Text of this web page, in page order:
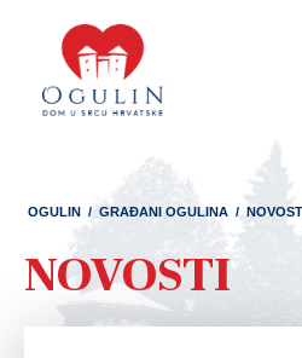
OGULIN / GRAĐANI OGULINA /
NOVOSTI